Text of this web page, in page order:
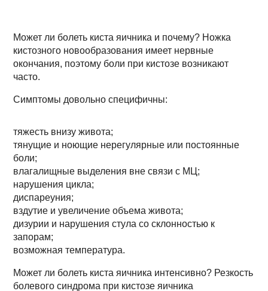
Может ли болеть киста яичника и почему? Ножка
кистозного новообразования имеет нервные
окончания, поэтому боли при кистозе возникают
часто.
Симптомы довольно специфичны:
тяжесть внизу живота;
тянущие и ноющие нерегулярные или постоянные
боли;
влагалищные выделения вне связи с МЦ;
нарушения цикла;
диспареуния;
вздутие и увеличение объема живота;
дизурии и нарушения стула со склонностью к
запорам;
возможная температура.
Может ли болеть киста яичника интенсивно? Резкость
болевого синдрома при кистозе яичника